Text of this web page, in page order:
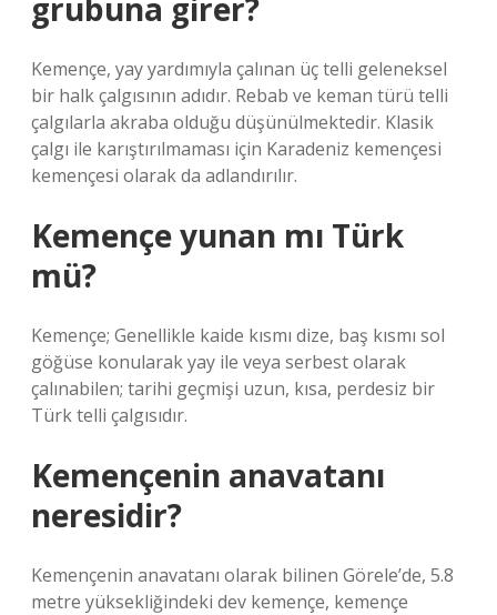
grubuna girer?
Kemençe, yay yardımıyla çalınan üç telli geleneksel
bir halk çalgısının adıdır. Rebab ve keman türü telli
çalgılarla akraba olduğu düşünülmektedir. Klasik
çalgı ile karıştırılmaması için Karadeniz kemençesi
kemençesi olarak da adlandırılır.
Kemençe yunan mı Türk
mü?
Kemençe; Genellikle kaide kısmı dize, baş kısmı sol
göğüse konularak yay ile veya serbest olarak
çalınabilen; tarihi geçmişi uzun, kısa, perdesiz bir
Türk telli çalgısıdır.
Kemençenin anavatanı
neresidir?
Kemençenin anavatanı olarak bilinen Görele’de, 5.8
metre yüksekliğindeki dev kemençe, kemençe